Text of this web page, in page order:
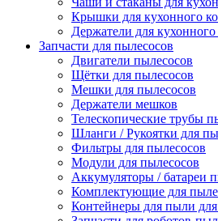
Крышки для кухонного
Держатели для
Запчасти для пылесосов
Двигатели пылесосов
Щётки для пылесосов
Мешки для пылесосов
Держатели мешков
Телескопические трубы
Шланги / Рукоятки для
Фильтры для пылесосов
Модули для пылесосов
Аккумуляторы / батареи
Комплектующие для
Контейнеры для пыли